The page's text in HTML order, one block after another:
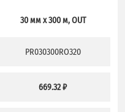
30 мм х 300 м, OUT
PR030300RO320
669.32 ₽